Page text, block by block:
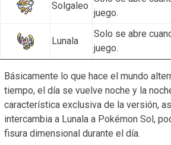
Solgaleo
juego.
Lunala
Solo se abre
juego.
Básicamente lo que hace el mundo
tiempo, el día se vuelve noche y la
característica exclusiva de la versión,
intercambia a Lunala a Pokémon Sol,
fisura dimensional durante el día.